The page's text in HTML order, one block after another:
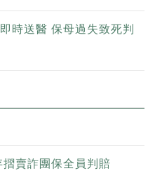
時送醫 保母過失致死判
賣詐團保全員判賠